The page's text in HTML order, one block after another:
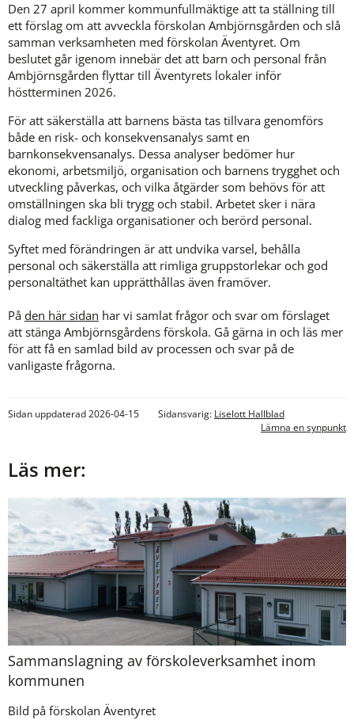
Den 27 april kommer kommunfullmäktige att ta ställning till
ett förslag om att avveckla förskolan Ambjörnsgården och slå
samman verksamheten med förskolan Äventyret. Om
beslutet går igenom innebär det att barn och personal från
Ambjörnsgården flyttar till Äventyrets lokaler inför
höstterminen 2026.
För att säkerställa att barnens bästa tas tillvara genomförs
både en risk- och konsekvensanalys samt en
barnkonsekvensanalys. Dessa analyser bedömer hur
ekonomi, arbetsmiljö, organisation och barnens trygghet och
utveckling påverkas, och vilka åtgärder som behövs för att
omställningen ska bli trygg och stabil. Arbetet sker i nära
dialog med fackliga organisationer och berörd personal.
Syftet med förändringen är att undvika varsel, behålla
personal och säkerställa att rimliga gruppstorlekar och god
personaltäthet kan upprätthållas även framöver.
På den här sidan har vi samlat frågor och svar om förslaget
att stänga Ambjörnsgårdens förskola. Gå gärna in och läs mer
för att få en samlad bild av processen och svar på de
vanligaste frågorna.
Sidan uppdaterad 2026-04-15 Sidansvarig: Liselott Hallblad
Lämna en synpunkt
Läs mer:
Sammanslagning av förskoleverksamhet inom
kommunen
Bild på förskolan Äventyret